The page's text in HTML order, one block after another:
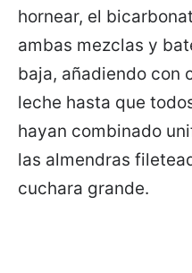
hornear, el
ambas mezclas y
baja, añadiendo con
leche hasta que
hayan combinado
las almendras
cuchara grande.